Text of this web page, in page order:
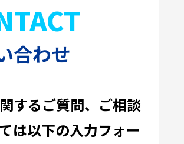
へへの取
取り組
み
合わせ
するご質問、ご相談
は以下の入力フォー